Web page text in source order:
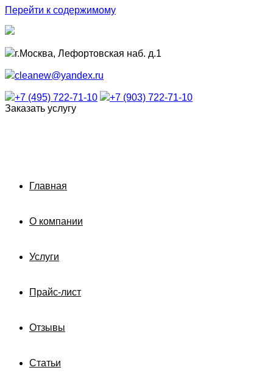
Перейти к содержимому
г.Москва, Лефортовская наб. д.1
cleanew@yandex.ru
+7 (495) 722-71-10
+7 (903) 722-71-10
Заказать услугу
Главная
О компании
Услуги
Прайс-лист
Отзывы
Статьи